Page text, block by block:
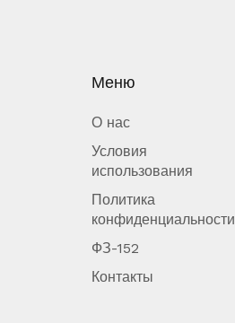
Меню
О нас
Условия
использования
Политика
конфиденциальности
ФЗ-152
Контакты